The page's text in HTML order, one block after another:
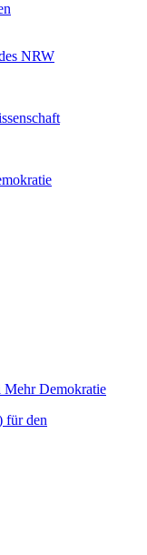
NRW
Mehr Demokratie
für den